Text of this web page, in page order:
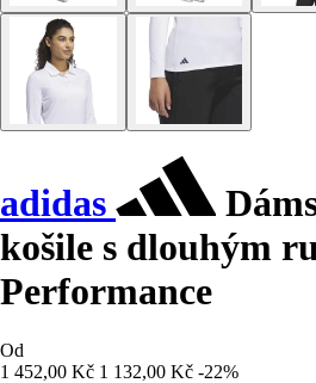
adidas
košile s dlouhým
Performance
Od
1 452,00 Kč 1 132,00 Kč -22%